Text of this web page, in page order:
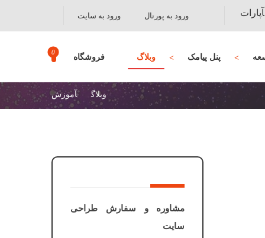
ورود به سایت ورود به پورتال آپارات
پنل پیامک وبلاگ فروشگاه
وبلاگ آموزش
مشاوره و سفارش طراحی
سایت